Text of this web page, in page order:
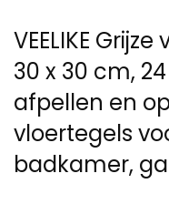
VEELIKE
30 x 30 cm,
afpellen en
vloertegels
badkamer,